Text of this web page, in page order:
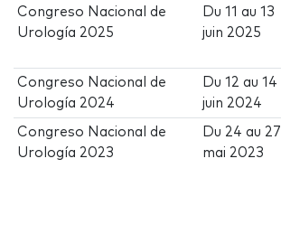
Congreso Nacional de
Urología 2025
Du11 au13
juin 2025
Congreso Nacional de
Urología 2024
Du12 au14
juin 2024
Congreso Nacional de
Urología 2023
Du 24 au 27
mai 2023